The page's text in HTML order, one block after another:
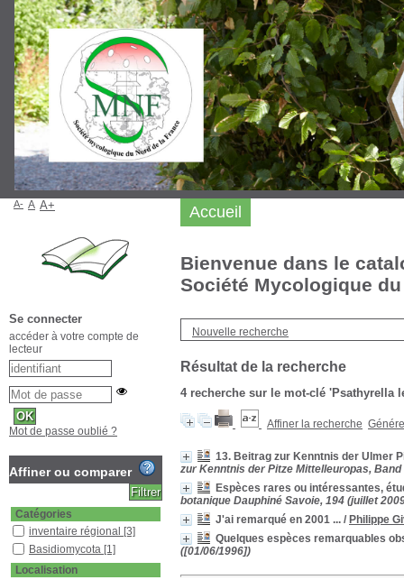
Bienvenue dans le
Société Mycologique
Nouvelle recherche
Résultat de la recherche
4recherche sur le mot-clé 'Psathyrella
Affiner la recherche
13. Beitrag zur Kenntnis der Ulmer
zur Kenntnis der Pitze Mittelleuropas, Band
Espèces rares ou intéressantes,
botanique Dauphiné Savoie, 194 (juillet
J'ai remarqué en 2001 ... / Philippe
Quelques espèces remarquables
([01/06/1996])
Accueil
A- A A+
Se connecter
accéder à votre compte de
lecteur
Mot de passe oublié ?
Affiner ou comparer
Catégories
inventaire régional [3]
Basidiomycota [1]
Localisation